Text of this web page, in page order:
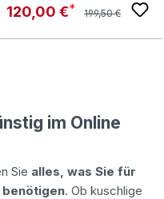
Verkaufspreis:
120,00 € Regulärer Preis:
199,50 €
im Online
Sie alles, was Sie für
. Ob kuschlige